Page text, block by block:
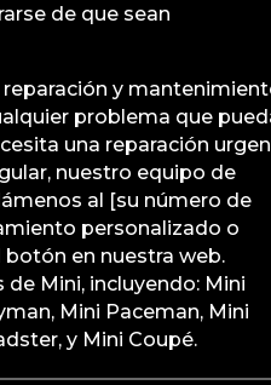
de que sean
y
problema que
una reparación
nuestro equipo de
al [su número de
personalizado o
en nuestra web.
Mini, incluyendo: Mini
Mini Paceman, Mini
y Mini Coupé.